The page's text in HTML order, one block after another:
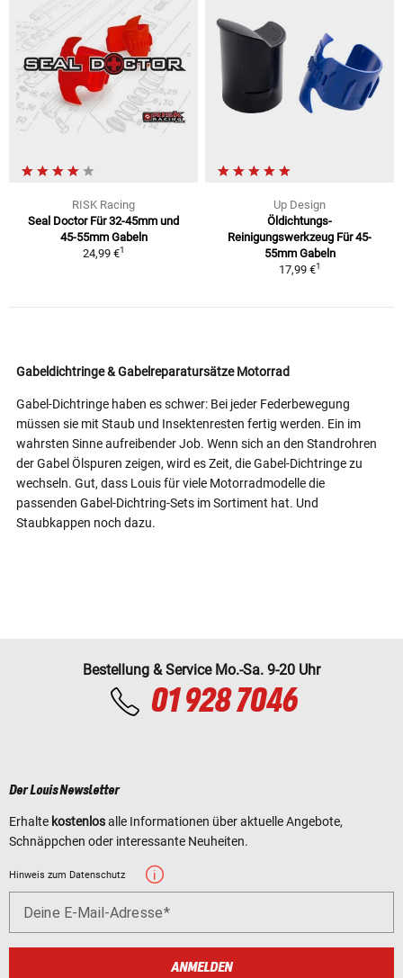
RISK Racing
Seal Doctor Für 32-45mm und
45-55mm Gabeln
24,99 €1
Up Design
Öldichtungs-
Reinigungswerkzeug Für 45-
55mm Gabeln
17,99 €1
Gabeldichtringe & Gabelreparatursätze Motorrad
Gabel-Dichtringe haben es schwer: Bei jeder Federbewegung
müssen sie mit Staub und Insektenresten fertig werden. Ein im
wahrsten Sinne aufreibender Job. Wenn sich an den Standrohren
der Gabel Ölspuren zeigen, wird es Zeit, die Gabel-Dichtringe zu
wechseln. Gut, dass Louis für viele Motorradmodelle die
passenden Gabel-Dichtring-Sets im Sortiment hat. Und
Staubkappen noch dazu.
Bestellung & Service Mo.-Sa. 9-20 Uhr
01 928 7046
Der Louis Newsletter
Erhalte kostenlosalle Informationen über aktuelle Angebote,
Schnäppchen oder interessante Neuheiten.
Hinweis zum Datenschutz
Deine E-Mail-Adresse
ANMELDEN